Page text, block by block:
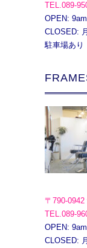
TEL.089-
OPEN:
CLOSED:
駐車場あり
〒790-
TEL.089-
OPEN:
CLOSED: